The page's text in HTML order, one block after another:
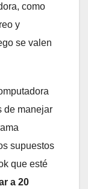
como
y
se valen
de manejar
supuestos
que esté
a 20